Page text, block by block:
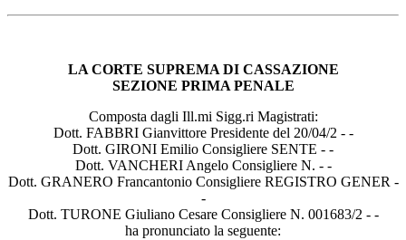
LA CORTE SUPREMA DI CASSAZIONE
SEZIONE PRIMA PENALE
Composta dagli Ill.mi Sigg.ri Magistrati:
Dott. FABBRI Gianvittore Presidente del 20/04/2 - -
Dott. GIRONI Emilio Consigliere SENTE - -
Dott. VANCHERI Angelo Consigliere N. - -
Dott. GRANERO Francantonio Consigliere REGISTRO GENER -
-
Dott. TURONE Giuliano Cesare Consigliere N. 001683/2 - -
ha pronunciato la seguente: